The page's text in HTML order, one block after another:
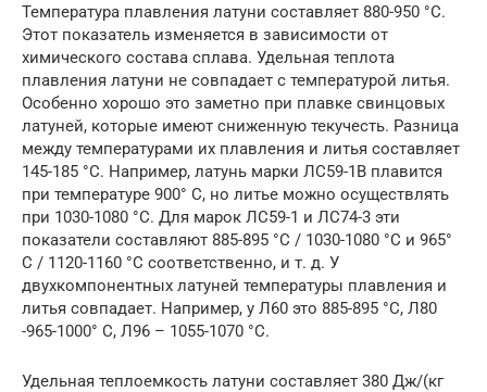
Температура плавления латуни составляет 880-950 °C.
Этот показатель изменяется в зависимости от
химического состава сплава. Удельная теплота
плавления латуни не совпадает с температурой литья.
Особенно хорошо это заметно при плавке свинцовых
латуней, которые имеют сниженную текучесть. Разница
между температурами их плавления и литья составляет
145-185 °C. Например, латунь марки ЛС59-1В плавится
при температуре 900° C, но литье можно осуществлять
при 1030-1080 °C. Для марок ЛС59-1 и ЛС74-3 эти
показатели составляют 885-895 °C / 1030-1080 °C и 965°
C / 1120-1160 °C соответственно, и т. д. У
двухкомпонентных латуней температуры плавления и
литья совпадает. Например, у Л60 это 885-895 °C, Л80
-965-1000° C, Л96 – 1055-1070 °C.
Удельная теплоемкость латуни составляет 380 Дж/(кг